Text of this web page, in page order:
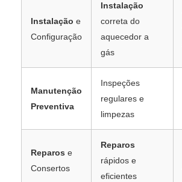
Instalação e
Configuração
Instalação
correta do
aquecedor a
gás
Manutenção
Preventiva
Inspeções
regulares e
limpezas
Reparos e
Consertos
Reparos
rápidos e
eficientes